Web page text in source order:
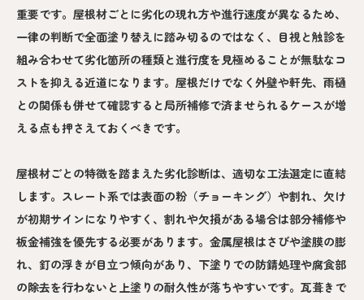
重要です。屋根材ごとに劣化の現れ方や進行速度が異なるため、
一律の判断で全面塗り替えに踏み切るのではなく、目視と触診を
組み合わせて劣化箇所の種類と進行度を見極めることが無駄なコ
ストを抑える近道になります。屋根だけでなく外壁や軒先、雨樋
との関係も併せて確認すると局所補修で済ませられるケースが増
える点も押さえておくべきです。
屋根材ごとの特徴を踏まえた劣化診断は、適切な工法選定に直結
します。スレート系では表面の粉（チョーキング）や割れ、欠け
が初期サインになりやすく、割れや欠損がある場合は部分補修や
板金補強を優先する必要があります。金属屋根はさびや塗膜の膨
れ、釘の浮きが目立つ傾向があり、下塗りでの防錆処理や腐食部
の除去を行わないと上塗りの耐久性が落ちやすいです。瓦葺きで